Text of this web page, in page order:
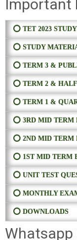
Important
⭕ TET 2023
⭕ STUDY
⭕ TERM 3 &
⭕ TERM 2 &
⭕ TERM 1 &
⭕ 3RD MID TERM
⭕ 2ND MID TERM
⭕ 1ST MID TERM
⭕ UNIT TEST
⭕ MONTHLY
⭕ DOWNLOADS
Whatsapp